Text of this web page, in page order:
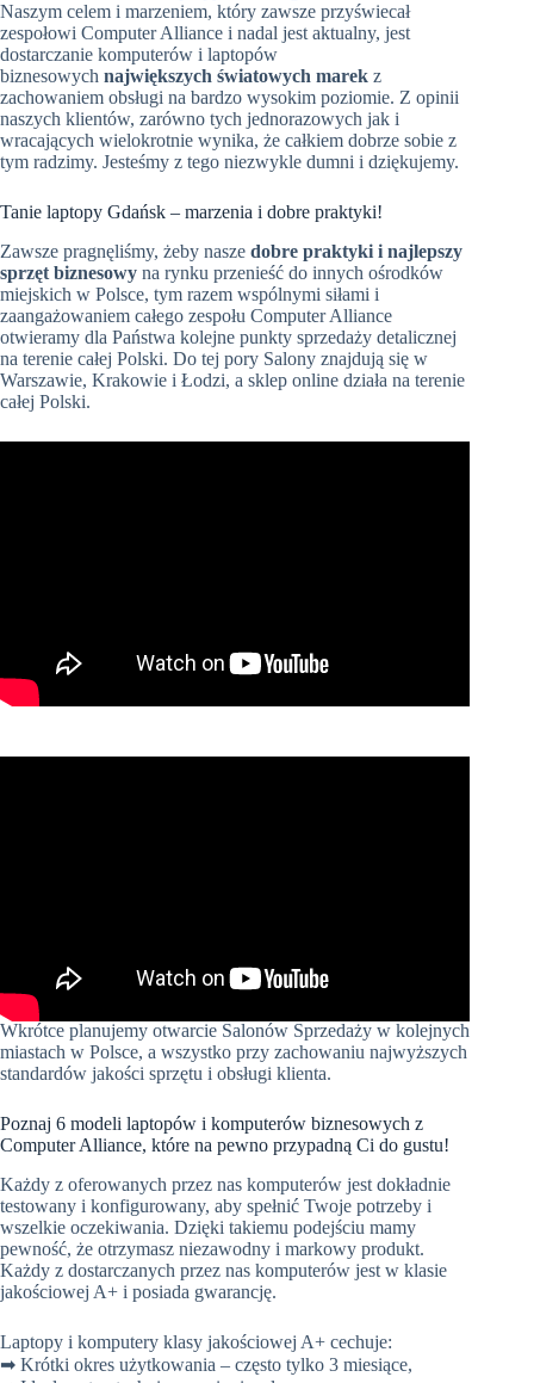
Naszym celem i marzeniem, który zawsze przyświecał
zespołowi Computer Alliance i nadal jest aktualny, jest
dostarczanie komputerów i laptopów
biznesowych największych światowych marek z
zachowaniem obsługi na bardzo wysokim poziomie. Z opinii
naszych klientów, zarówno tych jednorazowych jak i
wracających wielokrotnie wynika, że całkiem dobrze sobie z
tym radzimy. Jesteśmy z tego niezwykle dumni i dziękujemy.
Tanie laptopy Gdańsk – marzenia i dobre praktyki!
Zawsze pragnęliśmy, żeby nasze dobre praktyki i najlepszy
sprzęt biznesowy na rynku przenieść do innych ośrodków
miejskich w Polsce, tym razem wspólnymi siłami i
zaangażowaniem całego zespołu Computer Alliance
otwieramy dla Państwa kolejne punkty sprzedaży detalicznej
na terenie całej Polski. Do tej pory Salony znajdują się w
Warszawie, Krakowie i Łodzi, a sklep online działa na terenie
całej Polski.
Wkrótce planujemy otwarcie Salonów Sprzedaży w kolejnych
miastach w Polsce, a wszystko przy zachowaniu najwyższych
standardów jakości sprzętu i obsługi klienta.
Poznaj 6 modeli laptopów i komputerów biznesowych z
Computer Alliance, które na pewno przypadną Ci do gustu!
Każdy z oferowanych przez nas komputerów jest dokładnie
testowany i konfigurowany, aby spełnić Twoje potrzeby i
wszelkie oczekiwania. Dzięki takiemu podejściu mamy
pewność, że otrzymasz niezawodny i markowy produkt.
Każdy z dostarczanych przez nas komputerów jest w klasie
jakościowej A+ i posiada gwarancję.
Laptopy i komputery klasy jakościowej A+ cechuje:
➡ Krótki okres użytkowania – często tylko 3 miesiące,